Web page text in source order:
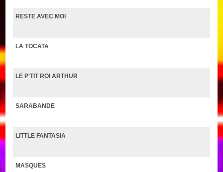
RESTE AVEC MOI
LA TOCATA
LE P'TIT ROI ARTHUR
SARABANDE
LITTLE FANTASIA
MASQUES